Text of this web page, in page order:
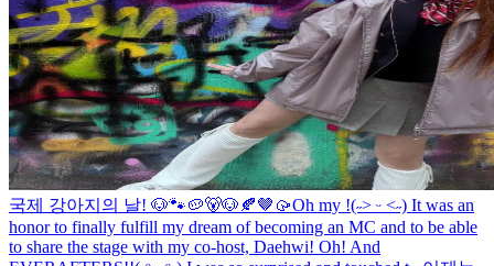
국제 강아지의 날! 🐶🐾🥔🐻🐶🍂🤎🥠Oh my !(˶˃ ᵕ ˂˶) It was an
honor to finally fulfill my dream of becoming an MC and to be able
to share the stage with my co-host, Daehwi! Oh! And